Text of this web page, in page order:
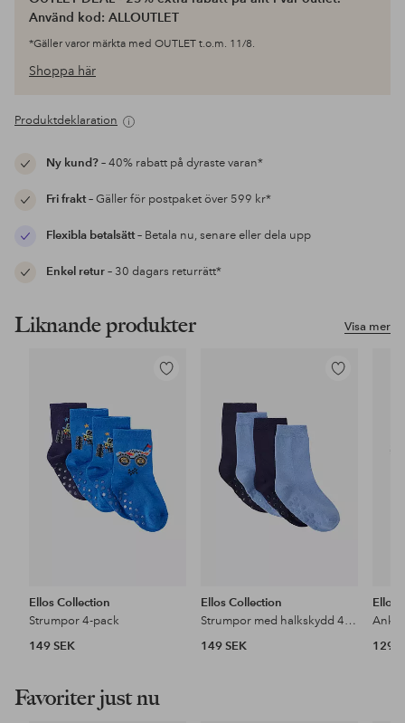
Använd kod: ALLOUTLET
*Gäller varor märkta med OUTLET t.o.m. 11/8.
Shoppa här
Produktdeklaration
Ny kund?– 40% rabatt på dyraste varan*
Fri frakt– Gäller för postpaket över 599 kr*
Flexibla betalsätt– Betala nu, senare eller dela upp
Enkel retur– 30 dagars returrätt*
Visa mer
Liknande produkter
Lägg
Ellos Collection
Strumpor 4-pack
149 SEK
Lägg
Ellos Collection
Strumpor med halkskydd 4-pack
149 SEK
Ellos
129
Favoriter just nu